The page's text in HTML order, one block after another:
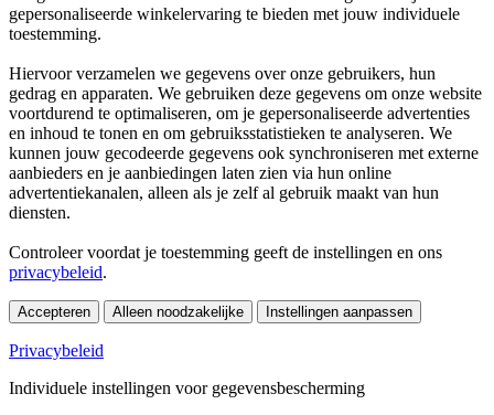
gepersonaliseerde winkelervaring te bieden met jouw individuele
toestemming.
Hiervoor verzamelen we gegevens over onze gebruikers, hun
gedrag en apparaten. We gebruiken deze gegevens om onze website
voortdurend te optimaliseren, om je gepersonaliseerde advertenties
en inhoud te tonen en om gebruiksstatistieken te analyseren. We
kunnen jouw gecodeerde gegevens ook synchroniseren met externe
aanbieders en je aanbiedingen laten zien via hun online
advertentiekanalen, alleen als je zelf al gebruik maakt van hun
diensten.
Controleer voordat je toestemming geeft de instellingen en ons
privacybeleid.
Accepteren Alleen noodzakelijke Instellingen aanpassen
Privacybeleid
Individuele instellingen voor gegevensbescherming